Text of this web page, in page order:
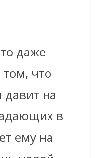
даже
том, что
давит на
в
ему на